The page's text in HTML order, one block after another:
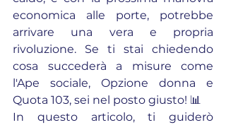
economica alle porte, potrebbe
arrivare una vera e propria
rivoluzione. Se ti stai chiedendo
cosa succederà a misure come
l'Ape sociale, Opzione donna e
Quota 103, sei nel posto giusto! 📊
In questo articolo, ti guiderò